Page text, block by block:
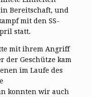
Bereitschaft, und
mit den SS-
statt.
mit ihrem Angriff
der Geschütze kam
im Laufe des
konnten wir auch